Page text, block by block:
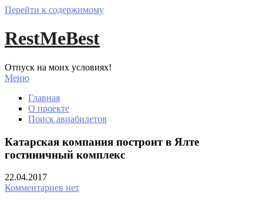
Перейти к содержимому
RestMeBest
Отпуск на моих условиях!
Меню
Главная
О проекте
Поиск авиабилетов
Катарская компания построит в Ялте
гостиничный комплекс
22.04.2017
Комментариев нет